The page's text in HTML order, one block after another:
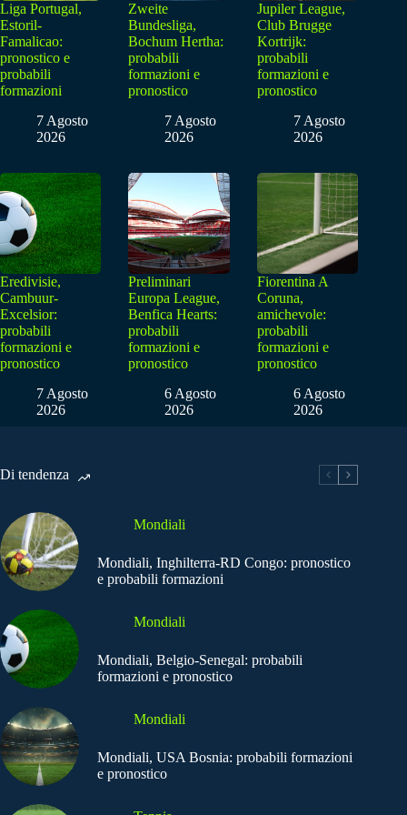
Liga Portugal,
Estoril-
Famalicao:
pronostico e
probabili
formazioni
7 Agosto
2026
Zweite
Bundesliga,
Bochum Hertha:
probabili
formazioni e
pronostico
7 Agosto
2026
Jupiler League,
Club Brugge
Kortrijk:
probabili
formazioni e
pronostico
7 Agosto
2026
Eredivisie,
Cambuur-
Excelsior:
probabili
formazioni e
pronostico
7 Agosto
2026
Preliminari
Europa League,
Benfica Hearts:
probabili
formazioni e
pronostico
6 Agosto
2026
Fiorentina A
Coruna,
amichevole:
probabili
formazioni e
pronostico
6 Agosto
2026
Di tendenza
Mondiali
Mondiali, Inghilterra-RD Congo: pronostico
e probabili formazioni
Mondiali
Mondiali, Belgio-Senegal: probabili
formazioni e pronostico
Mondiali
Mondiali, USA Bosnia: probabili formazioni
e pronostico